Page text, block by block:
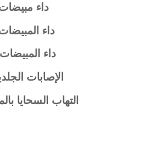
داء
داء
داء
الإصابات
التهاب السحايا